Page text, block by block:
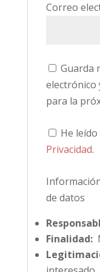
Correo
Guarda
electrónico
para la
He
Privacidad.
de datos
Finalidad: